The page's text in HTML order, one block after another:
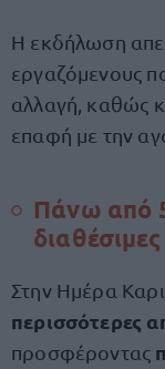
Η εκδήλωση
εργαζόμενους
αλλαγή, καθώς
επαφή με την
Πάνω από
Στην Ημέρα
περισσότερες
προσφέροντας